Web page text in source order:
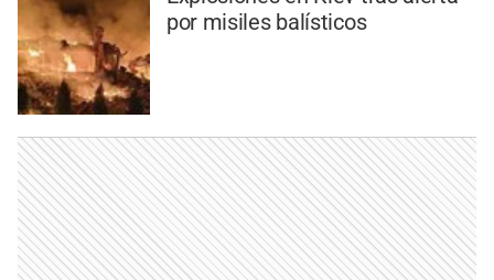
por misiles balísticos